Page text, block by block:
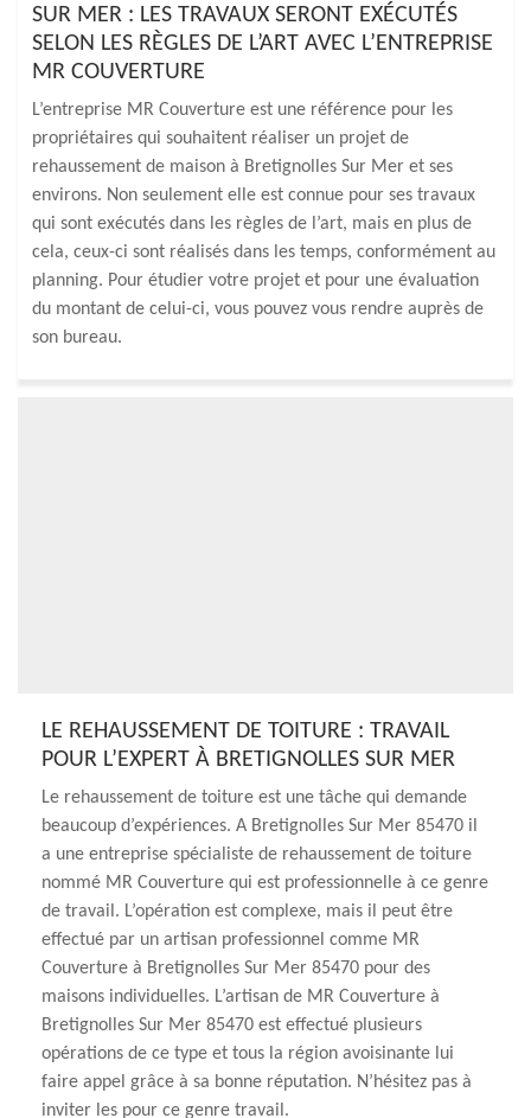
SUR MER : LES TRAVAUX SERONT EXÉCUTÉS
SELON LES RÈGLES DE L’ART AVEC L’ENTREPRISE
MR COUVERTURE
L’entreprise MR Couverture est une référence pour les
propriétaires qui souhaitent réaliser un projet de
rehaussement de maison à Bretignolles Sur Mer et ses
environs. Non seulement elle est connue pour ses travaux
qui sont exécutés dans les règles de l’art, mais en plus de
cela, ceux-ci sont réalisés dans les temps, conformément au
planning. Pour étudier votre projet et pour une évaluation
du montant de celui-ci, vous pouvez vous rendre auprès de
son bureau.
LE REHAUSSEMENT DE TOITURE : TRAVAIL
POUR L’EXPERT À BRETIGNOLLES SUR MER
Le rehaussement de toiture est une tâche qui demande
beaucoup d’expériences. A Bretignolles Sur Mer 85470 il
a une entreprise spécialiste de rehaussement de toiture
nommé MR Couverture qui est professionnelle à ce genre
de travail. L’opération est complexe, mais il peut être
effectué par un artisan professionnel comme MR
Couverture à Bretignolles Sur Mer 85470 pour des
maisons individuelles. L’artisan de MR Couverture à
Bretignolles Sur Mer 85470 est effectué plusieurs
opérations de ce type et tous la région avoisinante lui
faire appel grâce à sa bonne réputation. N’hésitez pas à
inviter les pour ce genre travail.